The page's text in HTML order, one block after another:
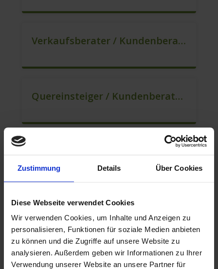
Zustimmung Details Über Cookies
Diese Webseite verwendet Cookies
Wir verwenden Cookies, um Inhalte und Anzeigen zu
personalisieren, Funktionen für soziale Medien anbieten
zu können und die Zugriffe auf unsere Website zu
analysieren. Außerdem geben wir Informationen zu Ihrer
Verwendung unserer Website an unsere Partner für
Verkaufsberater / Kundenberater (B2C) (m/w/d)
Quereinsteiger / Kundenberatung (B2C) (m/w/d)
Mitarbeiter Für Den Verkauf / Vertrieb (m/w/d)
Mitarbeiter Für Den Verkauf – Quereinstieg Möglich (m/w/d)